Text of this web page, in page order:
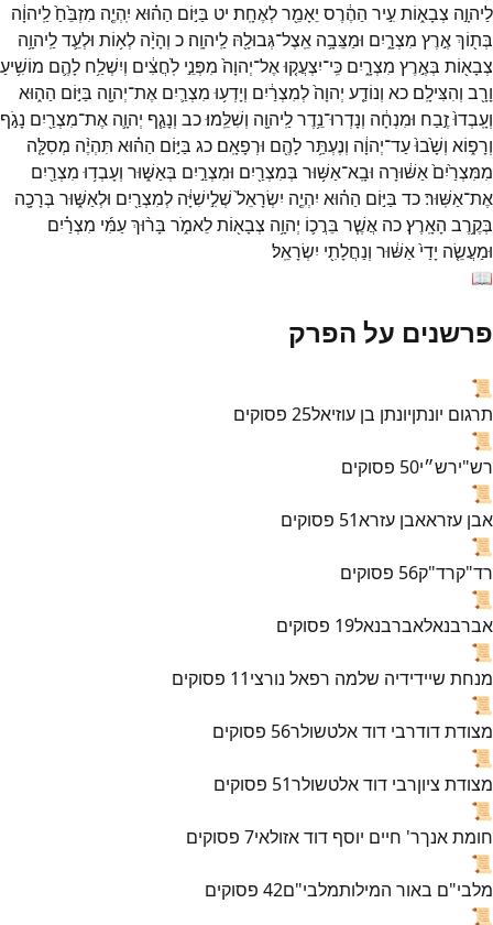
לַיהוָ֣ה צְבָא֑וֹתעִ֣יר הַהֶ֔רֶס יֵאָמֵ֖רלְאֶחָֽת׃ יט בַּיּ֣וֹם הַה֗וּא יִֽהְיֶ֤ה מִזְבֵּ֙חַ֙לַֽיהוָ֔ה
בְּת֖וֹךְאֶ֣רֶץ מִצְרָ֑יִם וּמַצֵּבָ֥ה אֵֽצֶל־גְּבוּלָ֖הּ לַֽיהוָֽה׃ כ וְהָיָ֨ה לְא֥וֹת וּלְעֵ֛דלַֽיהוָ֥ה
צְבָא֖וֹת בְּאֶ֣רֶץ מִצְרָ֑יִם כִּֽי־יִצְעֲק֤וּאֶל־יְהוָה֙ מִפְּנֵ֣י לֹֽחֲצִ֔ים וְיִשְׁלַ֥ח לָהֶ֛ם מוֹשִׁ֥יעַ
וָרָ֖ב וְהִצִּילָֽם׃ כא וְנוֹדַ֤ע יְהוָה֙לְמִצְרַ֔יִם וְיָדְע֥וּ מִצְרַ֛יִם אֶת־יְהוָ֖ה בַּיּ֣וֹם הַה֑וּא
וְעָֽבְדוּ֙זֶ֣בַח וּמִנְחָ֔ה וְנָדְרוּ־נֵ֥דֶרלַֽיהוָ֖ה וְשִׁלֵּֽמוּ׃כב וְנָגַ֧ף יְהוָ֛ה אֶת־מִצְרַ֖יִם נָגֹ֣ף
וְרָפ֑וֹא וְשָׁ֙בוּ֙עַד־יְהוָ֔ה וְנֶעְתַּ֥רלָהֶ֖ם וּרְפָאָֽם׃ כג בַּיּ֣וֹם הַה֗וּא תִּהְיֶ֨ה מְסִלָּ֤ה
מִמִּצְרַ֙יִם֙אַשּׁ֔וּרָה וּבָֽא־אַשּׁ֥וּר בְּמִצְרַ֖יִם וּמִצְרַ֣יִם בְּאַשּׁ֑וּר וְעָבְד֥וּ מִצְרַ֖יִם
אֶת־אַשּֽׁוּר׃כד בַּיּ֣וֹם הַה֗וּא יִהְיֶ֤ה יִשְׂרָאֵל֙ שְׁלִ֣ישִׁיָּ֔ה לְמִצְרַ֖יִם וּלְאַשּׁ֑וּר בְּרָכָ֖ה
בְּקֶ֥רֶב הָאָֽרֶץ׃כה אֲשֶׁ֧ר בֵּרֲכ֛וֹ יְהוָ֥ה צְבָא֖וֹתלֵאמֹ֑ר בָּר֨וּךְעַמִּ֜י מִצְרַ֗יִם
וּמַעֲשֵׂ֤ה יָדַי֙אַשּׁ֔וּר וְנַחֲלָתִ֖י יִשְׂרָאֵֽל׃
📖
פרשנים על הפרק
📜
תרגום יונתןיונתן בן עוזיאל25 פסוקים
📜
רש"ירש״י50 פסוקים
📜
אבן עזראאבן עזרא51 פסוקים
📜
רד"קרד"ק56 פסוקים
📜
אברבנאלאברבנאל19 פסוקים
📜
מנחת שיידידיה שלמה רפאל נורצי11 פסוקים
📜
מצודת דודרבי דוד אלטשולר56 פסוקים
📜
מצודת ציוןרבי דוד אלטשולר51 פסוקים
📜
חומת אנךר' חיים יוסף דוד אזולאי7 פסוקים
📜
מלבי"ם באור המילותמלבי"ם42 פסוקים
📜